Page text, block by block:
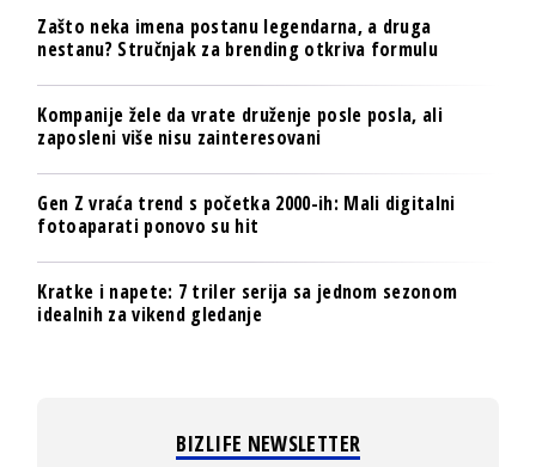
Zašto neka imena postanu legendarna, a druga
nestanu? Stručnjak za brending otkriva formulu
Kompanije žele da vrate druženje posle posla, ali
zaposleni više nisu zainteresovani
Gen Z vraća trend s početka 2000-ih: Mali digitalni
fotoaparati ponovo su hit
Kratke i napete: 7 triler serija sa jednom sezonom
idealnih za vikend gledanje
BIZLIFE NEWSLETTER